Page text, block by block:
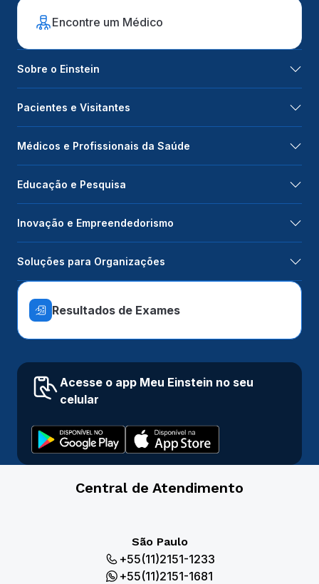
Encontre um Médico
Sobre o Einstein
Pacientes e Visitantes
Médicos e Profissionais da Saúde
Educação e Pesquisa
Inovação e Empreendedorismo
Soluções para Organizações
Resultados de Exames
Acesse o app Meu Einstein no seu
celular
Central de Atendimento
São Paulo
+55(11)2151-1233
+55(11)2151-1681